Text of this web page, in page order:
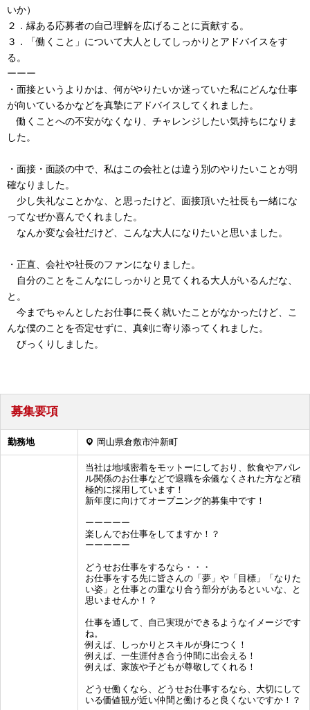
いか）
２．縁ある応募者の自己理解を広げることに貢献する。
３．「働くこと」について大人としてしっかりとアドバイスをす
る。
ーーー
・面接というよりかは、何がやりたいか迷っていた私にどんな仕事
が向いているかなどを真摯にアドバイスしてくれました。
働くことへの不安がなくなり、チャレンジしたい気持ちになりま
した。
・面接・面談の中で、私はこの会社とは違う別のやりたいことが明
確なりました。
少し失礼なことかな、と思ったけど、面接頂いた社長も一緒にな
ってなぜか喜んでくれました。
なんか変な会社だけど、こんな大人になりたいと思いました。
・正直、会社や社長のファンになりました。
自分のことをこんなにしっかりと見てくれる大人がいるんだな、
と。
今までちゃんとしたお仕事に長く就いたことがなかったけど、こ
んな僕のことを否定せずに、真剣に寄り添ってくれました。
びっくりしました。
募集要項
勤務地 岡山県倉敷市沖新町
当社は地域密着をモットーにしており、飲食やアパレ
ル関係のお仕事などで退職を余儀なくされた方など積
極的に採用しています！
新年度に向けてオープニング的募集中です！
ーーーーー
楽しんでお仕事をしてますか！？
ーーーーー
どうせお仕事をするなら・・・
お仕事をする先に皆さんの「夢」や「目標」「なりた
い姿」と仕事との重なり合う部分があるといいな、と
思いませんか！？
仕事を通して、自己実現ができるようなイメージです
ね。
例えば、しっかりとスキルが身につく！
例えば、一生涯付き合う仲間に出会える！
例えば、家族や子どもが尊敬してくれる！
どうせ働くなら、どうせお仕事するなら、大切にして
いる価値観が近い仲間と働けると良くないですか！？